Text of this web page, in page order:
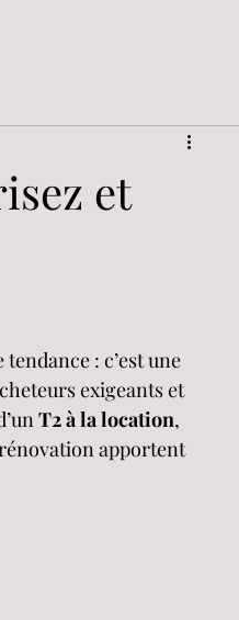
et
: c’est une
exigeants et
T2 à la location,
apportent